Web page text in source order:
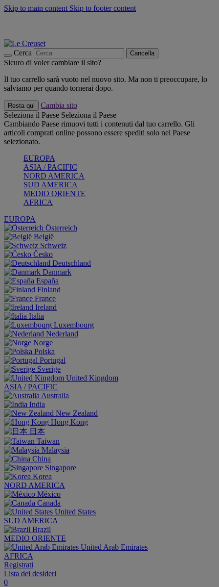
Skip to main content Skip to footer content
Cerca Cancella
Sicuro di voler cambiare il sito?
Il tuo carrello sarà vuoto nel nuovo sito. Ma non ti preoccupare, lo
salviamo per quando tornerai dopo.
Resta qui
Cambia sito
Seleziona il Paese Seleziona il Paese
Cambiando Paese rimuovi tutti i contenuti dal tuo carrello. Gli
articoli comprati online possono essere spediti solo nel Paese
selezionato.
EUROPA
ASIA / PACIFIC
NORD AMERICA
SUD AMERICA
MEDIO ORIENTE
AFRICA
EUROPA
Österreich
België
Schweiz
Česko
Deutschland
Danmark
España
Finland
France
Ireland
Italia
Luxembourg
Nederland
Norge
Polska
Portugal
Sverige
United Kingdom
ASIA / PACIFIC
Australia
India
New Zealand
Hong Kong
日本
Taiwan
Malaysia
China
Singapore
Korea
NORD AMERICA
México
Canada
United States
SUD AMERICA
Brazil
MEDIO ORIENTE
United Arab Emirates
AFRICA
Registrati
Lista dei desideri
0